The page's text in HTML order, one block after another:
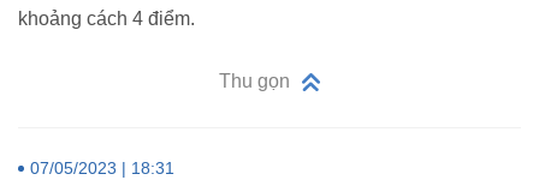
khoảng cách 4 điểm.
Thu gọn
07/05/2023 | 18:31